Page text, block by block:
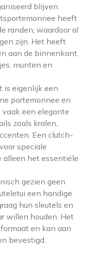
blijven.
heeft
randen, waardoor al
zijn. Het heeft
aan de binnenkant,
munten en
is eigenlijk een
portemonnee en
een elegante
zoals kralen,
Een clutch-
speciale
alleen het essentiële
gezien geen
een handige
hun sleutels en
willen houden. Het
en kan aan
bevestigd.